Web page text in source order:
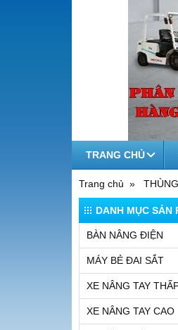
TRANG CHỦ
Trang chủ
DANH MỤC SẢN
BÀN NÂNG ĐIỆN
MÁY BẺ ĐAI SẮT
XE NÂNG TAY
XE NÂNG TAY CAO